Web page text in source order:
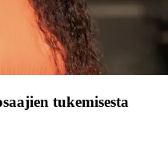
tukemisesta